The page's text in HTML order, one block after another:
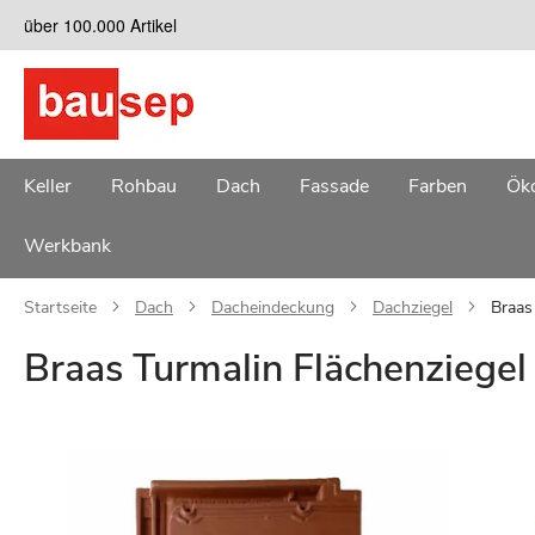
Zum
Inhalt
springen
über 100.000 Artikel
Keller Rohbau Dach Fassade Farben
Werkbank
Startseite Dach Dacheindeckung Dachziegel
Braas Turmalin